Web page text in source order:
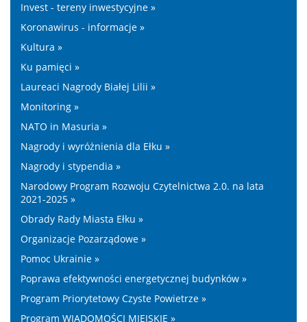
Invest - tereny inwestycyjne »
Koronawirus - informacje »
Kultura »
Ku pamięci »
Laureaci Nagrody Białej Lilii »
Monitoring »
NATO in Masuria »
Nagrody i wyróżnienia dla Ełku »
Nagrody i stypendia »
Narodowy Program Rozwoju Czytelnictwa 2.0. na lata
2021-2025 »
Obrady Rady Miasta Ełku »
Organizacje Pozarządowe »
Pomoc Ukrainie »
Poprawa efektywności energetycznej budynków »
Program Priorytetowy Czyste Powietrze »
Program WIADOMOŚCI MIEJSKIE »